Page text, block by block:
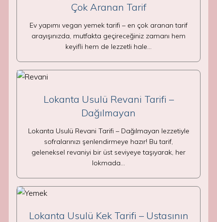
Çok Aranan Tarif
Ev yapımı vegan yemek tarifi – en çok aranan tarif
arayışınızda, mutfakta geçireceğiniz zamanı hem
keyifli hem de lezzetli hale…
Lokanta Usulü Revani Tarifi –
Dağılmayan
Lokanta Usulü Revani Tarifi – Dağılmayan lezzetiyle
sofralarınızı şenlendirmeye hazır! Bu tarif,
geleneksel revaniyi bir üst seviyeye taşıyarak, her
lokmada…
Lokanta Usulü Kek Tarifi – Ustasının